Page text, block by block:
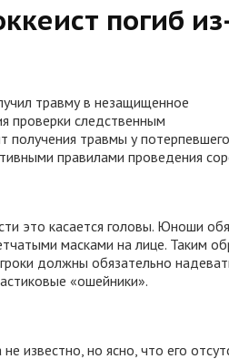
погиб
травму в незащищенное
проверки следственным
получения травмы у потерпевшего
правилами проведения
это касается головы. Юноши
масками на лице.
должны обязательно
«ошейники».
известно, но ясно, что его